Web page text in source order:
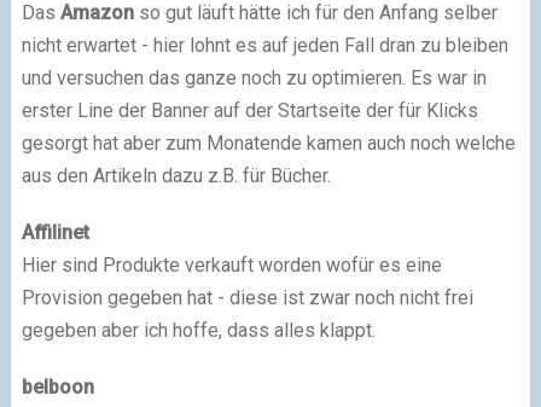
Das Amazonso gut läuft hätte ich für den Anfang selber
nicht erwartet - hier lohnt es auf jeden Fall dran zu bleiben
und versuchen das ganze noch zu optimieren. Es war in
erster Line der Banner auf der Startseite der für Klicks
gesorgt hat aber zum Monatende kamen auch noch welche
aus den Artikeln dazu z.B. für Bücher.
Affilinet
Hier sind Produkte verkauft worden wofür es eine
Provision gegeben hat - diese ist zwar noch nicht frei
gegeben aber ich hoffe, dass alles klappt.
belboon